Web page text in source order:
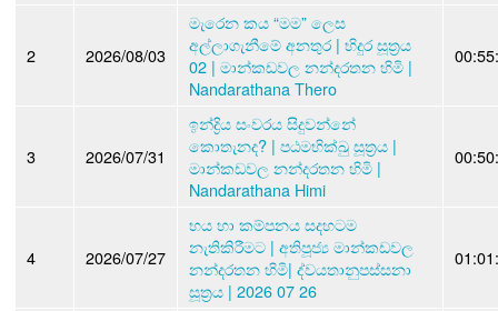
2 2026/08/03
මැරෙන කය “මම” ලෙස
අල්ලාගැනීමේ අනතුර | භිදුර සූත්‍රය
02 | මාන්කඩවල නන්දරතන හිමි |
Nandarathana Thero
3 2026/07/31
ඉන්ද්‍රිය සංවරය සිදුවන්නේ
කොතැනද? | පඨමභික්ඛු සූත්‍රය |
මාන්කඩවල නන්දරතන හිමි |
Nandarathana Himi
4 2026/07/27
භය හා කම්පනය සදහටම
නැතිකිරීමට | අතිපූජ්‍ය මාන්කඩවල
නන්දරතන හිමි| ද්වයතානුපස්සනා
සූත්‍රය | 2026 07 26